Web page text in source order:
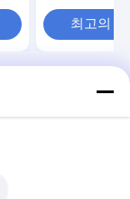
최고의
BEAVER
Reserved.